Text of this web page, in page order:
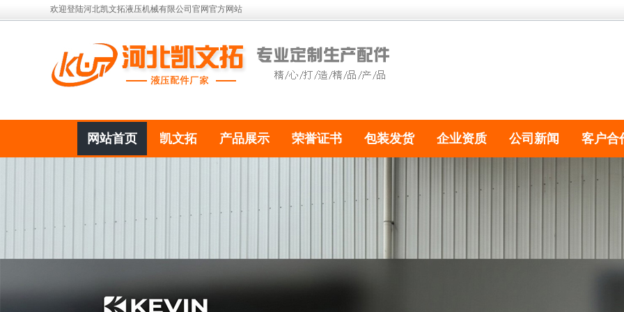
欢迎登陆河北凯文拓液压机械有限公司官网官方网站
网站首页 凯文拓 产品展示 荣誉证书 包装发货 企业资质 公司新闻 客户合